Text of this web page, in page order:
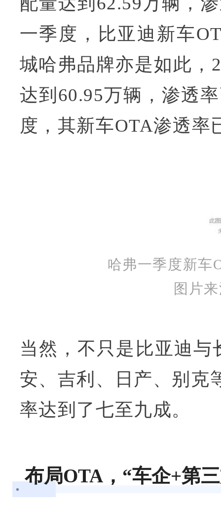
一季度，比亚迪新车
城哈弗品牌亦是如此，
达到60.95万辆，渗透
度，其新车OTA渗透率
哈弗一季度新车
图片
当然，不只是比亚迪
安、吉利、日产、别克
率达到了七至九成。
布局OTA，“车企+第